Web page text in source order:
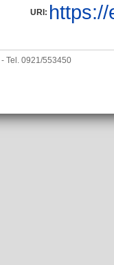
URI:
Tel. 0921/553450